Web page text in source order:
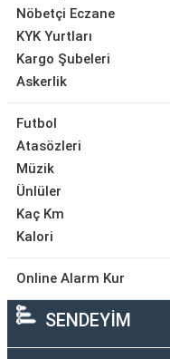
Nöbetçi Eczane
KYK Yurtları
Kargo Şubeleri
Askerlik
Futbol
Atasözleri
Müzik
Ünlüler
Kaç Km
Kalori
Online Alarm Kur
SENDEYİM